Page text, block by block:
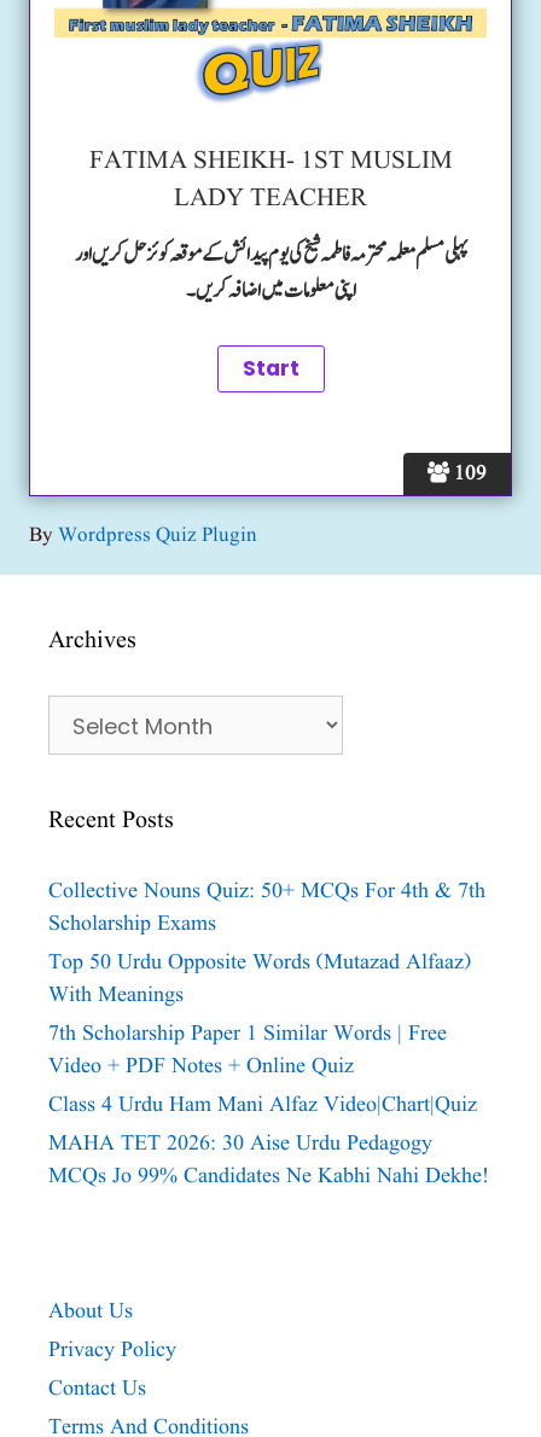
109
FATIMA SHEIKH- 1ST MUSLIM
LADY TEACHER
پہلی مسلم معلمہ محترمہ فاطمہ شیخ کی یوم پیدائش کے موقعہ کوئز حل کریں اور
اپنی معلومات میں اضافہ کریں۔
ByWordpress Quiz Plugin
Archives
Recent Posts
Collective Nouns Quiz: 50+ MCQs For 4th & 7th
Scholarship Exams
Top 50 Urdu Opposite Words (Mutazad Alfaaz)
With Meanings
7th Scholarship Paper 1 Similar Words | Free
Video + PDF Notes + Online Quiz
Class 4 Urdu Ham Mani Alfaz Video|chart|quiz
MAHA TET 2026: 30 Aise Urdu Pedagogy
MCQs Jo 99% Candidates Ne Kabhi Nahi Dekhe!
About Us
Privacy Policy
Contact Us
Terms And Conditions